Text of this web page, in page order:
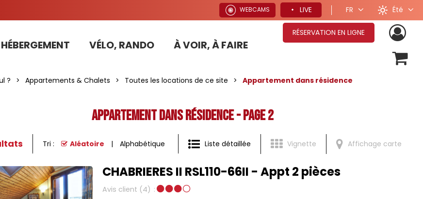
WEBCAMS LIVE FR Été
HÉBERGEMENT VÉLO, RANDO À VOIR, À FAIRE
RÉSERVATION EN LIGNE
? > Appartements & Chalets > Toutes les locations de ce site > Appartement dans résidence
Appartement dans résidence - Page 2
Liste détaillée Vignette Affichage carte
Tri : Aléatoire Alphabétique
CHABRIERES II RSL110-66II - Appt 2 pièces
Avis client (4)